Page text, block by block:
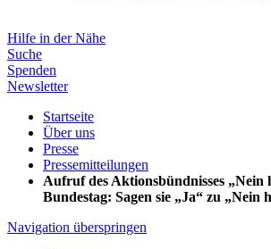
Hilfe in der Nähe
Suche
Spenden
Newsletter
Startseite
Über uns
Presse
Pressemitteilungen
Aufruf des Aktionsbündnisses „Nein
Bundestag: Sagen sie „Ja“ zu „Nein
Navigation überspringen